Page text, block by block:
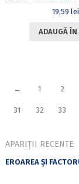
19,59lei
ADAUGĂ ÎN
← 1 2
31 32 33
APARIȚII RECENTE
EROAREA ȘI